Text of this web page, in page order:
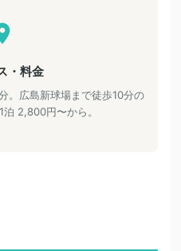
・料金
。広島新球場まで徒歩10分の
2,800円〜から。